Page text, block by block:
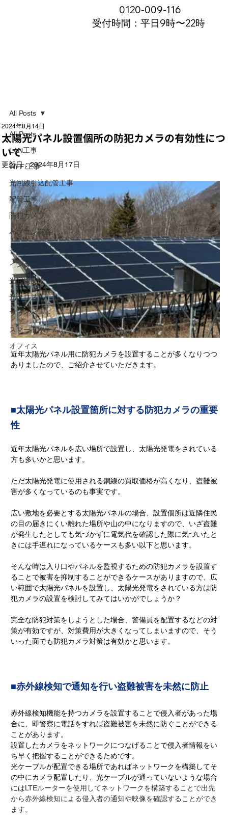
0120-009-116
受付時間：平日9時〜22時
All Posts
LAN工事
Wi-Fi工事
光回線引込配管工事
配管工事
防犯カメラ
パソコン関係
スマートオフィス
インターネットセキュリティ
光回線契約
光クロス
プライベート
スマートホーム
オフィス
All Posts
太陽光パネル設置個所の防犯カメラの有効性につ
いて
2024年8月14日
更新日：2024年8月17日
近年太陽光パネル用に防犯カメラを設置することが多くなりつつ
ありましたので、ご紹介させていただきます。
■太陽光パネル設置箇所に対する防犯カメラの重要
性
近年太陽光パネルを広い場所で設置し、太陽光発電をされている
方も多いかと思います。
ただ太陽光発電に使用される銅線の買取価格が高くなり、盗難被
害が多くなっているのも事実です。
広い敷地を必要とする太陽光パネルの場合、設置個所は近隣住民
の目の届きにくい離れた場所や山の中になりますので、いざ盗難
が発生したとしても気づかずに電気代を確認した際に気づいたと
きには手遅れになっているケースも多い以下と思います。
そんな時は入り口やパネルを監視するための防犯カメラを設置す
ることで被害を抑制することができるケースがありますので、広
い範囲で太陽光パネルを設置し、太陽光発電をされている方は防
犯カメラの設置を検討してみてはいかがでしょうか？
完全な防犯対策をしようとした場合、警備員を配置するなどの対
策が有効ですが、対策費用が大きくなってしまいますので、そう
いった面でも防犯カメラ対策は有効かと思います。
■赤外線検知で通知を行い盗難被害を未然に防止
赤外線検知機能を持つカメラを設置することで侵入者があった場
合に、即警察に電話をすれば盗難被害を未然に防ぐことができる
ことがあります。
設置したカメラをネットワークにつなげることで侵入者情報をい
ち早く把握することができるためです。
光ケーブルが配置できる場所であればネットワークを構築してそ
の中にカメラ配置したり、光ケーブルが通っていないような場合
にはLTEルーターを使用してネットワークを構築することで出先
から赤外線検知による侵入者の通知や映像を確認することができ
ます。